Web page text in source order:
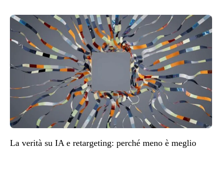
La verità su IA e retargeting: perché meno è meglio